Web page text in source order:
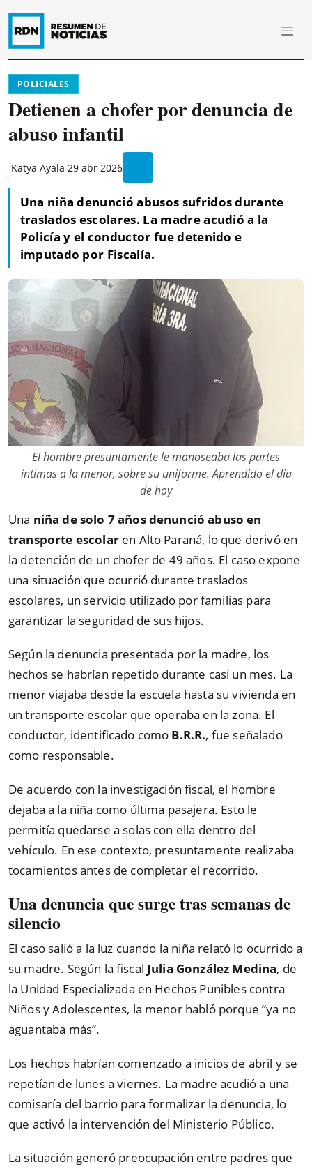
POLICIALES
Detienen a chofer por denuncia de
abuso infantil
Katya Ayala 29 abr 2026
Una niña denunció abusos sufridos durante
traslados escolares. La madre acudió a la
Policía y el conductor fue detenido e
imputado por Fiscalía.
El hombre presuntamente le manoseaba las partes
íntimas a la menor, sobre su uniforme. Aprendido el dia
de hoy
Una niña de solo 7 años denunció abuso en
transporte escolaren Alto Paraná, lo que derivó en
la detención de un chofer de 49 años. El caso expone
una situación que ocurrió durante traslados
escolares, un servicio utilizado por familias para
garantizar la seguridad de sus hijos.
Según la denuncia presentada por la madre, los
hechos se habrían repetido durante casi un mes. La
menor viajaba desde la escuela hasta su vivienda en
un transporte escolar que operaba en la zona. El
conductor, identificado como B.R.R., fue señalado
como responsable.
De acuerdo con la investigación fiscal, el hombre
dejaba a la niña como última pasajera. Esto le
permitía quedarse a solas con ella dentro del
vehículo. En ese contexto, presuntamente realizaba
tocamientos antes de completar el recorrido.
Una denuncia que surge tras semanas de
silencio
El caso salió a la luz cuando la niña relató lo ocurrido a
su madre. Según la fiscal Julia González Medina, de
la Unidad Especializada en Hechos Punibles contra
Niños y Adolescentes, la menor habló porque “ya no
aguantaba más”.
Los hechos habrían comenzado a inicios de abril y se
repetían de lunes a viernes. La madre acudió a una
comisaría del barrio para formalizar la denuncia, lo
que activó la intervención del Ministerio Público.
La situación generó preocupación entre padres que